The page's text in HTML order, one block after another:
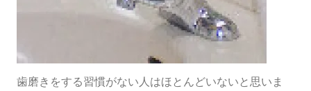
歯磨きをする習慣がない人はほとんどいないと思いま